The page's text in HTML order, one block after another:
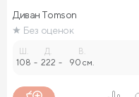
Диван Tomson
Без оценок
108 -
Д.
222 -
В.
90 см.